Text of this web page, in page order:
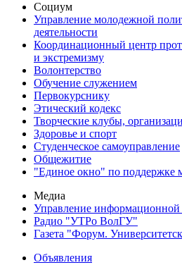
Социум
Управление молодежной
деятельности
Координационный центр
и экстремизму
Волонтерство
Обучение служением
Первокурснику
Этический кодекс
Творческие клубы,
Здоровье и спорт
Студенческое самоуправление
Общежитие
"Единое окно" по поддержке
Медиа
Управление информационной
Радио "УТРо ВолГУ"
Газета "Форум.
Объявления